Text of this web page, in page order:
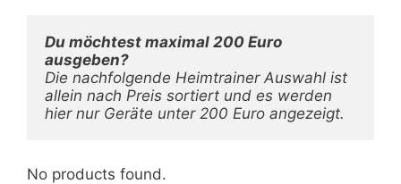
Du möchtest maximal 200 Euro
Die nachfolgende Heimtrainer Auswahl ist
allein nach Preis sortiert und es werden
hier nur Geräte unter 200 Euro angezeigt.
No products found.